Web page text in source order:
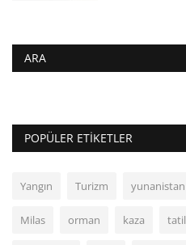
ARA
POPÜLER ETIKETLER
Yangın Turizm yunanistan
Milas orman kaza tatil